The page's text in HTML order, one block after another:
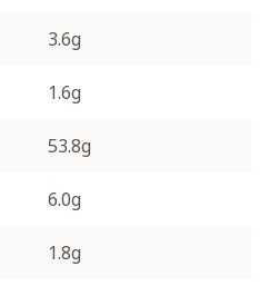
3.6g
1.6g
53.8g
6.0g
1.8g